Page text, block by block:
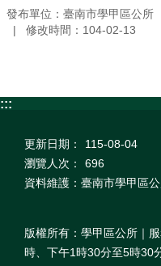
發布單位：臺南市學甲區公所
修改時間：104-02-13
:::
更新日期：
115-08-04
瀏覽人次：
696
資料維護：臺南市學甲區
版權所有：學甲區公所｜
時、下午1時30分至5時30